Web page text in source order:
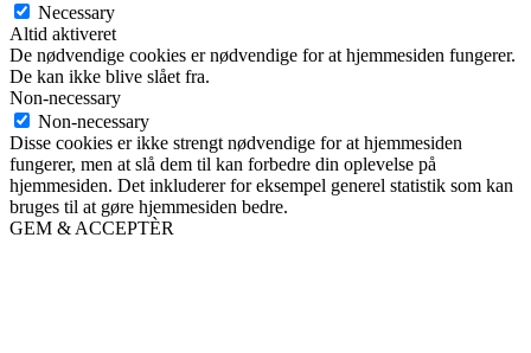
Necessary
Altid aktiveret
De nødvendige cookies er nødvendige for at hjemmesiden fungerer.
De kan ikke blive slået fra.
Non-necessary
Non-necessary
Disse cookies er ikke strengt nødvendige for at hjemmesiden
fungerer, men at slå dem til kan forbedre din oplevelse på
hjemmesiden. Det inkluderer for eksempel generel statistik som kan
bruges til at gøre hjemmesiden bedre.
GEM & ACCEPTÈR